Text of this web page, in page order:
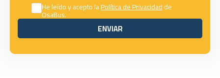
He leído y acepto laPolítica de Privacidadde
OsaBus.
ENVIAR
ENVIAR